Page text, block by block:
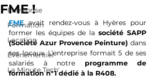
Entreprise
Formation
Location
Événementiel
La Minute Tech'
FME !
FME avait rendez-vous à Hyères pour
former les équipes de la société SAPP
(Société Azur Provence Peinture) dans
ses locaux. L’entreprise formait 5 de ses
salariés à notre programme de
formation n°1 dédié à la R408.